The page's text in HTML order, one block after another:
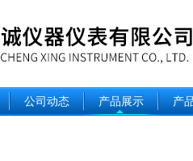
公司动态 产品展示 产